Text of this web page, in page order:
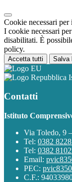
Cookie necessari
I cookie necessari
disabilitati. È
policy.
Accetta tutti Salva
Contatti
Istituto
Via Toledo, 9
Tel: 0382
Tel: 0382
Email:
PEC:
C.F.: